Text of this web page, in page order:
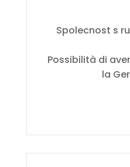
Spolecnost s
Possibilità di
la